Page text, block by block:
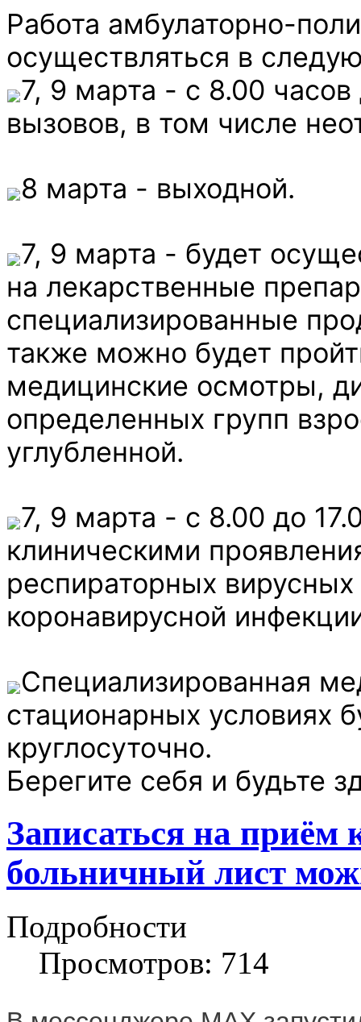
Работа амбулаторно-
осуществляться в
7, 9 марта - с 8.00
вызовов, в том числе
8 марта - выходной.
7, 9 марта - будет
на лекарственные
специализированные
также можно будет
медицинские осмотры,
определенных групп
углубленной.
7, 9 марта - с 8.00 до
клиническими
респираторных
коронавирусной
Специализированная
стационарных условиях
круглосуточно.
Берегите себя и будьте
Записаться на приём
больничный лист
Подробности
Просмотров: 714